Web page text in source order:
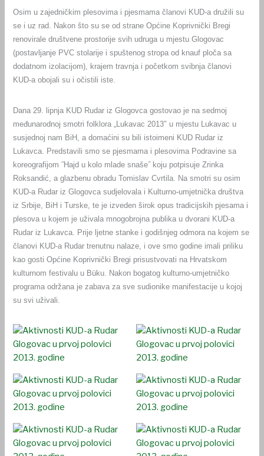
Osim u zajedničkim plesovima i pjesmama članovi KUD-a družili su
se i uz rad. Nakon što su se od strane Općine Koprivnički Bregi
renovirale društvene prostorije svih udruga u mjestu Glogovac
(postavljanje PVC stolarije i spuštenog stropa od knauf ploča sa
dodatnom izolacijom), krajem travnja i početkom svibnja članovi
KUD-a obojali su i očistili iste.
Dana 29. lipnja KUD Rudar iz Glogovca gostovao je na sedmoj
međunarodnoj smotri folklora „Lukavac 2013″ u mjestu Lukavac u
susjednoj nam BiH, a domaćini su bili istoimeni KUD Rudar iz
Lukavca. Predstavili smo se pjesmama i plesovima Podravine sa
koreografijom ˝Hajd u kolo mlade snaše˝ koju potpisuje Zrinka
Roksandić, a glazbenu obradu Tomislav Cvrtila. Na smotri su osim
KUD-a Rudar iz Glogovca sudjelovala i Kulturno-umjetnička društva
iz Srbije, BiH i Turske, te je izveden širok opus tradicijskih pjesama i
plesova u kojem je uživala mnogobrojna publika u dvorani KUD-a
Rudar iz Lukavca. Prije ljetne stanke i godišnjeg odmora na kojem se
članovi KUD-a Rudar trenutnu nalaze, i ove smo godine imali priliku
kao gosti Općine Koprivnički Bregi prisustvovati na Hrvatskom
kulturnom festivalu u Büku. Nakon bogatog kulturno-umjetničko
programa održana je zabava za sve sudionike manifestacije u kojoj
su svi uživali.